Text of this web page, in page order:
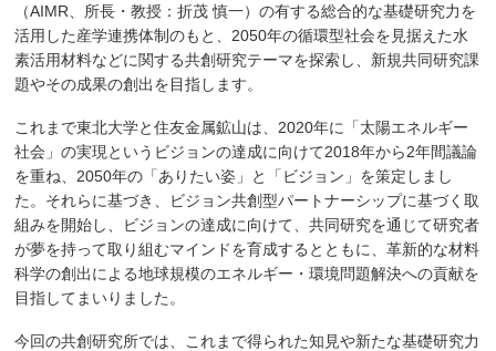
（AIMR、所長・教授：折茂 慎一）の有する総合的な基礎研究力を
活用した産学連携体制のもと、2050年の循環型社会を見据えた水
素活用材料などに関する共創研究テーマを探索し、新規共同研究課
題やその成果の創出を目指します。
これまで東北大学と住友金属鉱山は、2020年に「太陽エネルギー
社会」の実現というビジョンの達成に向けて2018年から2年間議論
を重ね、2050年の「ありたい姿」と「ビジョン」を策定しまし
た。それらに基づき、ビジョン共創型パートナーシップに基づく取
組みを開始し、ビジョンの達成に向けて、共同研究を通じて研究者
が夢を持って取り組むマインドを育成するとともに、革新的な材料
科学の創出による地球規模のエネルギー・環境問題解決への貢献を
目指してまいりました。
今回の共創研究所では、これまで得られた知見や新たな基礎研究力